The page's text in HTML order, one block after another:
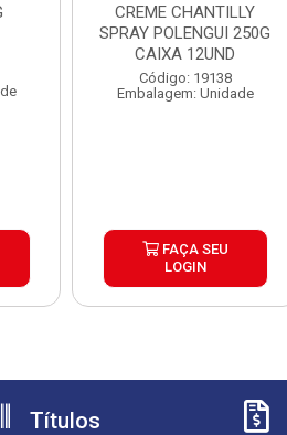
CREME CHANTILLY
SPRAY POLENGUI 250G
CAIXA 12UND
Código: 19138
Embalagem: Unidade
FAÇA SEU
LOGIN
Títulos